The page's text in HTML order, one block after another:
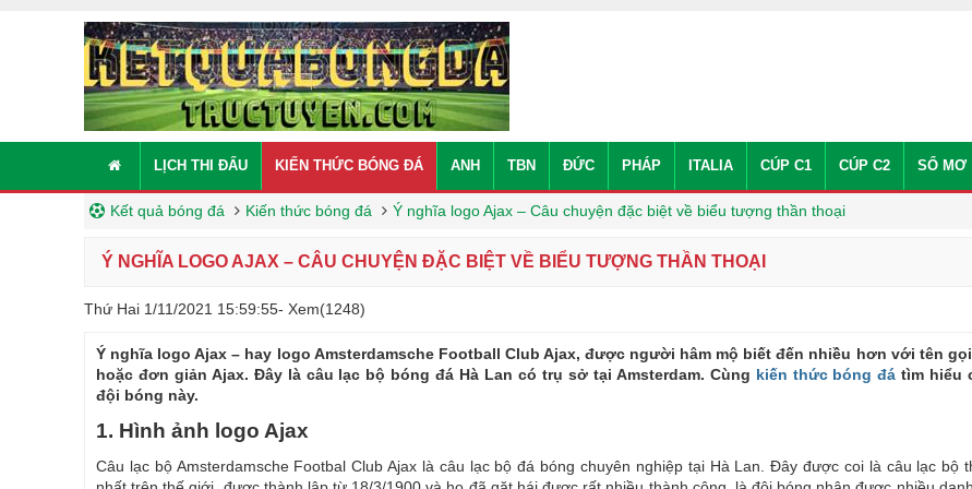
LỊCH THI ĐẤU KIẾN THỨC BÓNG ĐÁ ANH TBN ĐỨC PHÁP ITALIA CÚP C1 CÚP C2 SỔ MƠ
Kết quả bóng đá Kiến thức bóng đá Ý nghĩa logo Ajax – Câu chuyện đặc biệt về biểu tượng thần thoại
Ý NGHĨA LOGO AJAX – CÂU CHUYỆN ĐẶC BIỆT VỀ BIỂU TƯỢNG THẦN THOẠI
Thứ Hai 1/11/2021 15:59:55- Xem(1248)
Ý nghĩa logo Ajax – hay logo Amsterdamsche Football Club Ajax, được người hâm mộ biết đến nhiều hơn với tên gọi
hoặc đơn giản Ajax. Đây là câu lạc bộ bóng đá Hà Lan có trụ sở tại Amsterdam. Cùng kiến thức bóng đá tìm hiểu
đội bóng này.
1. Hình ảnh logo Ajax
Câu lạc bộ Amsterdamsche Footbal Club Ajax là câu lạc bộ đá bóng chuyên nghiệp tại Hà Lan. Đây được coi là câu lạc bộ